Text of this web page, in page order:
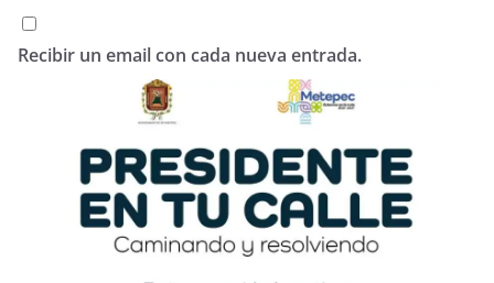
Recibir un email con cada nueva entrada.